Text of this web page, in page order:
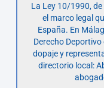
La Ley 10/1990,
el marco legal
España. En
Derecho
dopaje y
directorio local: